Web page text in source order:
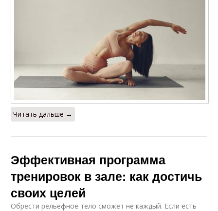
Читать дальше →
Эффективная программа
тренировок в зале: как достичь
своих целей
Обрести рельефное тело сможет не каждый. Если есть